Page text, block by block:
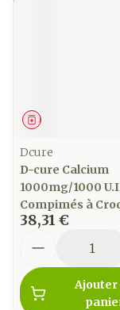
Médicament
Dcure
D-cure Calcium
1000mg/1000
Compimés à
38,31 €
Ajouter